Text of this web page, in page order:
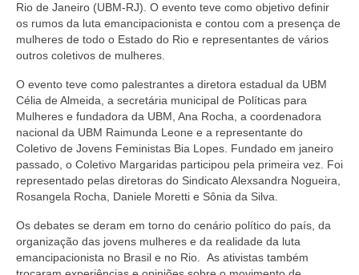
Declarações
Saúde
Aplicativo Comerciários RJ
Acordo de Feriado para Empresas
CIPA
BENEFÍCIOS
Sede social
Colônia de férias
Rio de Janeiro (UBM-RJ). O evento teve como objetivo definir
os rumos da luta emancipacionista e contou com a presença de
mulheres de todo o Estado do Rio e representantes de vários
outros coletivos de mulheres.
O evento teve como palestrantes a diretora estadual da UBM
Célia de Almeida, a secretária municipal de Políticas para
Mulheres e fundadora da UBM, Ana Rocha, a coordenadora
nacional da UBM Raimunda Leone e a representante do
Coletivo de Jovens Feministas Bia Lopes. Fundado em janeiro
passado, o Coletivo Margaridas participou pela primeira vez. Foi
representado pelas diretoras do Sindicato Alexsandra Nogueira,
Rosangela Rocha, Daniele Moretti e Sônia da Silva.
Os debates se deram em torno do cenário político do país, da
organização das jovens mulheres e da realidade da luta
emancipacionista no Brasil e no Rio.
As ativistas também